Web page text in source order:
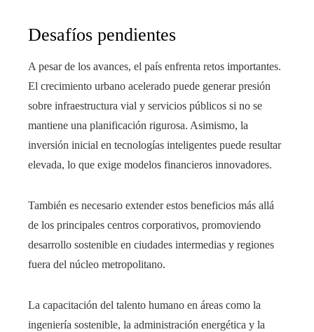
Desafíos pendientes
A pesar de los avances, el país enfrenta retos importantes.
El crecimiento urbano acelerado puede generar presión
sobre infraestructura vial y servicios públicos si no se
mantiene una planificación rigurosa. Asimismo, la
inversión inicial en tecnologías inteligentes puede resultar
elevada, lo que exige modelos financieros innovadores.
También es necesario extender estos beneficios más allá
de los principales centros corporativos, promoviendo
desarrollo sostenible en ciudades intermedias y regiones
fuera del núcleo metropolitano.
La capacitación del talento humano en áreas como la
ingeniería sostenible, la administración energética y la